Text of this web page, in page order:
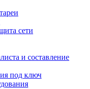
сети
и составление
под ключ